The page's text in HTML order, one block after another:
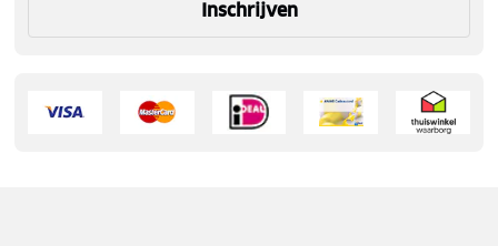
Inschrijven